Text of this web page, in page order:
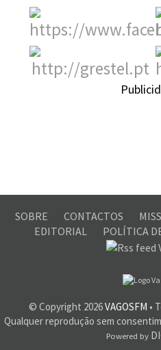
SOBRE CONTACTOS
EDITORIAL
POLÍTICA
© Copyright 2026VAGOSFM •
Qualquer reprodução sem
Powered by